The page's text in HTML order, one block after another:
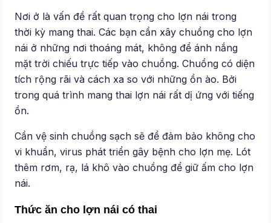
Nơi ở là vấn đề rất quan trọng cho lợn nái trong
thời kỳ mang thai. Các bạn cần xây chuồng cho lợn
nái ở những nơi thoáng mát, không để ánh nắng
mặt trời chiếu trực tiếp vào chuồng. Chuồng có diện
tích rộng rãi và cách xa so với những ồn ào. Bởi
trong quá trình mang thai lợn nái rất dị ứng với tiếng
ồn.
Cần vệ sinh chuồng sạch sẽ để đảm bảo không cho
vi khuẩn, virus phát triển gây bệnh cho lợn mẹ. Lót
thêm rơm, rạ, lá khô vào chuồng để giữ ấm cho lợn
nái.
Thức ăn cho lợn nái có thai